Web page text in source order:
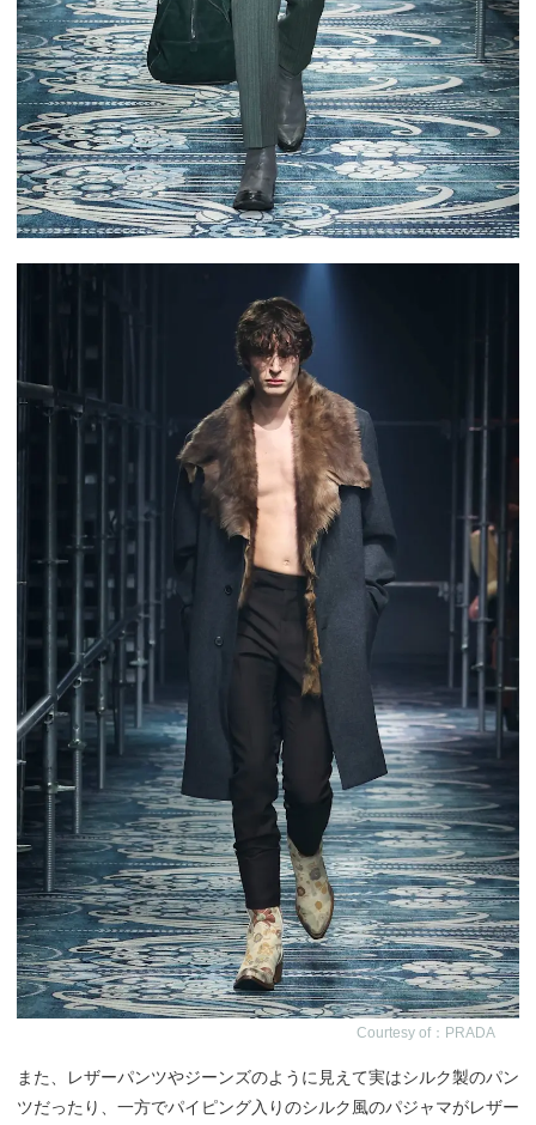
Courtesy of：PRADA
また、レザーパンツやジーンズのように見えて実はシルク製のパン
ツだったり、一方でパイピング入りのシルク風のパジャマがレザー